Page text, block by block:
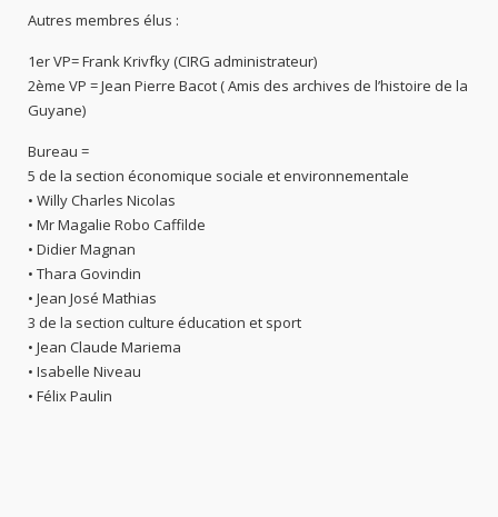
Autres membres élus :
1er VP= Frank Krivfky (CIRG administrateur)
2ème VP = Jean Pierre Bacot ( Amis des archives de l’histoire de la
Guyane)
Bureau =
5 de la section économique sociale et environnementale
• Willy Charles Nicolas
• Mr Magalie Robo Caffilde
• Didier Magnan
• Thara Govindin
• Jean José Mathias
3 de la section culture éducation et sport
• Jean Claude Mariema
• Isabelle Niveau
• Félix Paulin